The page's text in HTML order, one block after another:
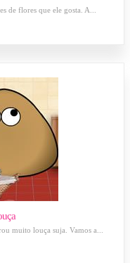
de flores que ele gosta. A...
muito louça suja. Vamos a...